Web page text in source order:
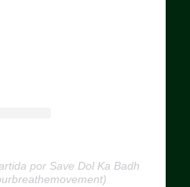
por Save Dol Ka Badh